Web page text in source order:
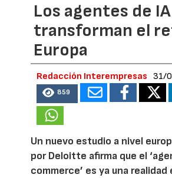
Los agentes de IA
transforman el
Europa
Redacción Interempresas 31/
859
Un nuevo estudio a nivel
por Deloitte afirma que el
commerce’ es ya una